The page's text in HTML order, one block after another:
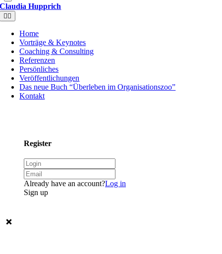
Claudia Hupprich
Home
Vorträge & Keynotes
Coaching & Consulting
Referenzen
Persönliches
Veröffentlichungen
Das neue Buch “Überleben im Organisationszoo”
Kontakt
Register
Already have an account?Log in
Sign up